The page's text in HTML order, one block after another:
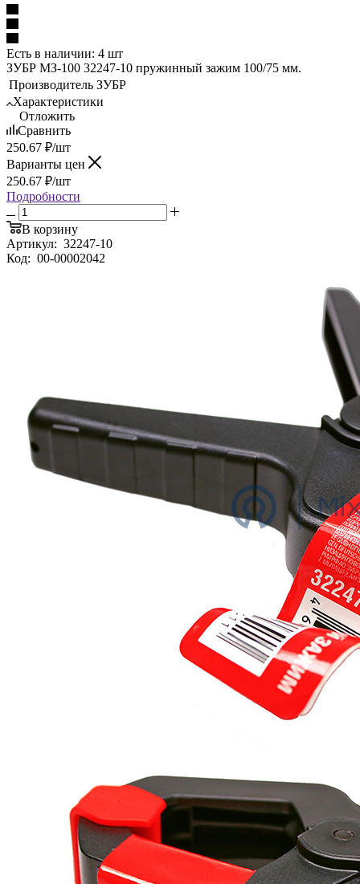
Есть в наличии: 4 шт
ЗУБР МЗ-100 32247-10 пружинный зажим 100/75 мм.
Производитель ЗУБР
Характеристики
Отложить
Сравнить
250.67 ₽/шт
Варианты цен
250.67 ₽/шт
Подробности
В корзину
Артикул: 32247-10
Код: 00-00002042